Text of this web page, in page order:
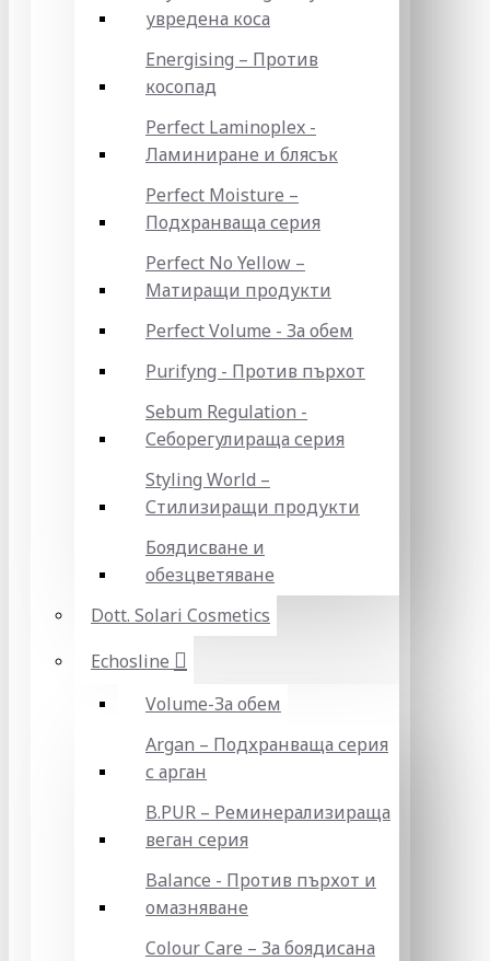
увредена коса
Energising – Против
косопад
Perfect Laminoplex -
Ламиниране и блясък
Perfect Moisture –
Подхранваща серия
Perfect No Yellow –
Матиращи продукти
Perfect Volume - За обем
Purifyng - Против пърхот
Sebum Regulation -
Себорегулираща серия
Styling World –
Стилизиращи продукти
Боядисване и
обезцветяване
Dott. Solari Cosmetics
Echosline
Volume-За обем
Argan – Подхранваща серия
с арган
B.PUR – Реминерализираща
веган серия
Balance - Против пърхот и
омазняване
Colour Care – За боядисана